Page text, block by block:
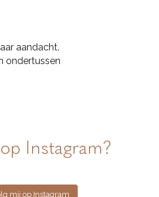
aandacht.
ondertussen
Instagram?
mij op Instagram